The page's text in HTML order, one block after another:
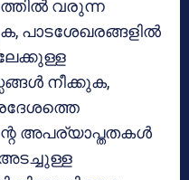
വരുന്ന
പാടശേഖരങ്ങളില്‍
നീക്കുക,
അപര്യാപ്തതകള്‍